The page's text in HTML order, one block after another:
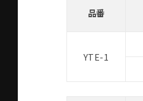
品番
YTE-1